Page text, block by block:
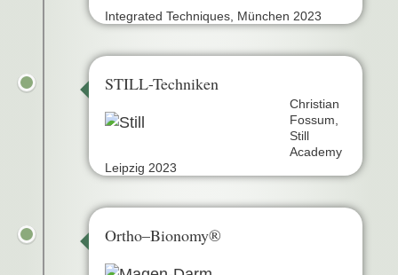
Integrated Techniques, München 2023
STILL-Techniken
Christian
Fossum,
Still
Academy
Leipzig 2023
Ortho–Bionomy®